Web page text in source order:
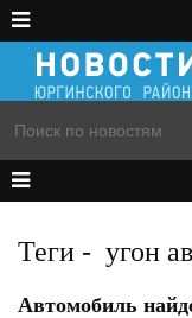
Теги - угон
Автомобиль